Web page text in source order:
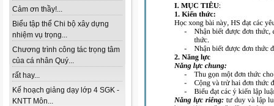
Cảm ơn thầy!...
Biểu tập thể Chi bộ xây dựng
nhiệm vụ trọng...
Chương trình công tác trọng tâm
của cá nhân Quý...
rất hay...
Kế hoạch giảng dạy lớp 4 SGK -
KNTT Môn...